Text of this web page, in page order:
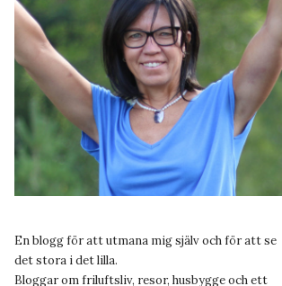
En blogg för att utmana mig själv och för att se
det stora i det lilla.
Bloggar om friluftsliv, resor, husbygge och ett